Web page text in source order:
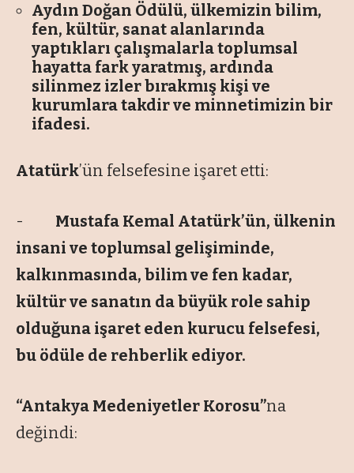
Aydın Doğan Ödülü, ülkemizin bilim,
fen, kültür, sanat alanlarında
yaptıkları çalışmalarla toplumsal
hayatta fark yaratmış, ardında
silinmez izler bırakmış kişi ve
kurumlara takdir ve minnetimizin bir
ifadesi.
Atatürk’ün felsefesine işaret etti:
- Mustafa Kemal Atatürk’ün, ülkenin
insani ve toplumsal gelişiminde,
kalkınmasında, bilim ve fen kadar,
kültür ve sanatın da büyük role sahip
olduğuna işaret eden kurucu felsefesi,
bu ödüle de rehberlik ediyor.
“Antakya Medeniyetler Korosu”na
değindi: